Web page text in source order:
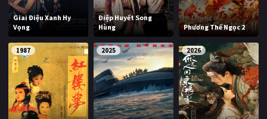
Giai Điệu Xanh Hy
Vọng
Điệp Huyết Song
Hùng
Phương Thế Ngọc 2
1987 2025 2026